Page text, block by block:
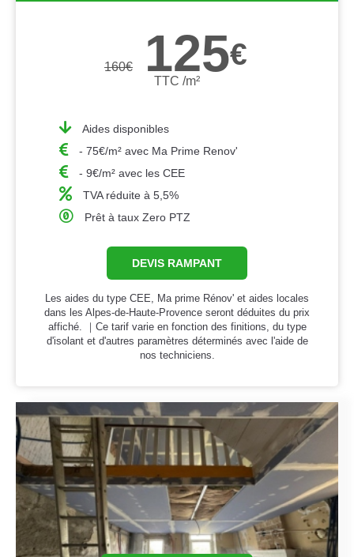
160€ 125€
TTC /m²
Aides disponibles
- 75€/m² avec Ma Prime Renov'
- 9€/m² avec les CEE
TVA réduite à 5,5%
Prêt à taux Zero PTZ
DEVIS RAMPANT
Les aides du type CEE, Ma prime Rénov' et aides locales
dans les Alpes-de-Haute-Provence seront déduites du prix
affiché. ｜Ce tarif varie en fonction des finitions, du type
d'isolant et d'autres paramètres déterminés avec l'aide de
nos techniciens.